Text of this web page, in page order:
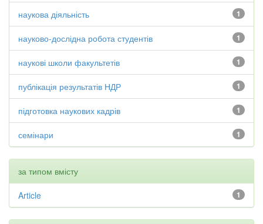
1
наукова діяльність
1
науково-дослідна робота студентів
1
наукові школи факультетів
1
публікація результатів НДР
1
підготовка наукових кадрів
1
семінари
за типом вмісту
1
Article